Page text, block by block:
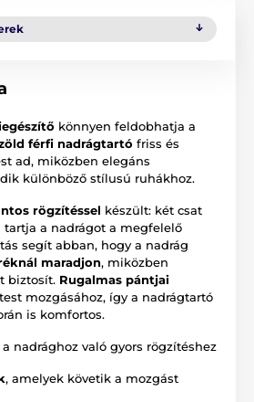
könnyen feldobhatja a
férfi nadrágtartó friss és
ad, miközben elegáns
különböző stílusú ruhákhoz.
rögzítéssel készült: két csat
a nadrágot a megfelelő
segít abban, hogy a nadrág
maradjon, miközben
biztosít. Rugalmas pántjai
mozgásához, így a nadrágtartó
is komfortos.
a nadrághoz való gyors rögzítéshez
, amelyek követik a mozgást